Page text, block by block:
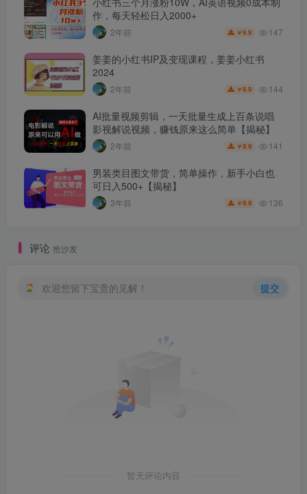
作，每天轻松日入2000+
2年前 ￥9.9 147
姜姜的小红书IP及变现课程，姜姜小红书
2024
2年前 ￥9.9 144
AI批量视频剪辑，一天批量生成上百条说唱
影视解说视频，赚钱原来这么简单【揭秘】
2年前 ￥9.9 141
男装类目图文带货，简单操作，新手小白也
可日入500+【揭秘】
3年前 ￥9.9 136
评论 抢沙发
欢迎您留下宝贵的见解！ 提交
暂无评论内容